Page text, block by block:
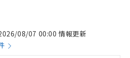
08/07 00:00 情報更新